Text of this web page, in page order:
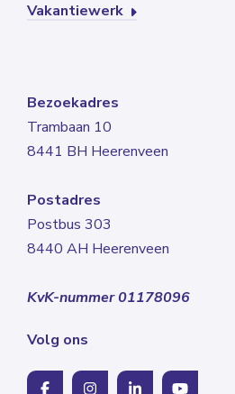
Vakantiewerk
Bezoekadres
Trambaan 10
8441 BH Heerenveen
Postadres
Postbus 303
8440 AH Heerenveen
KvK-nummer 01178096
Volg ons